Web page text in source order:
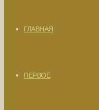
ГЛАВНАЯ
ПЕРВОЕ